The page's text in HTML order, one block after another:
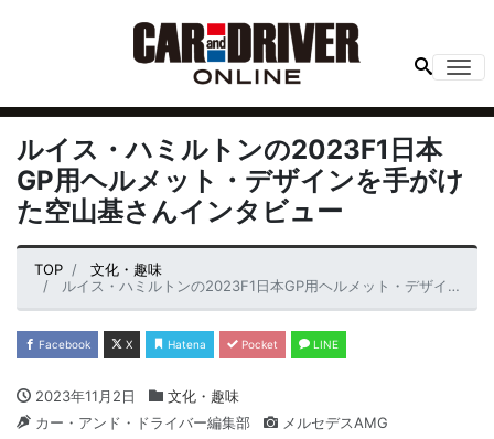
ルイス・ハミルトンの2023F1日本
GP用ヘルメット・デザインを手がけ
た空山基さんインタビュー
TOP
文化・趣味
ルイス・ハミルトンの2023F1日本GP用ヘルメット・デザインを手がけた空山基さんインタビュー
Facebook X Hatena Pocket LINE
2023年11月2日
文化・趣味
カー・アンド・ドライバー編集部
メルセデスAMG